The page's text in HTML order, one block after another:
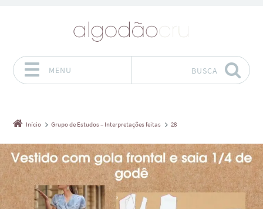
MENU BUSCA
Início Grupo de Estudos – Interpretações feitas 28